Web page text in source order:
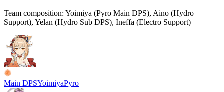
Team composition: Yoimiya (Pyro Main DPS), Aino (Hydro
Support), Yelan (Hydro Sub DPS), Ineffa (Electro Support)
Main DPSYoimiyaPyro